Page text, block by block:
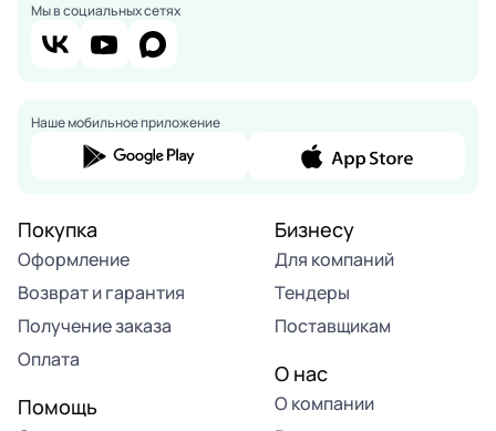
Мы в социальных сетях
Наше мобильное приложение
Покупка
Оформление
Возврат и гарантия
Получение заказа
Оплата
Помощь
Бизнесу
Для компаний
Тендеры
Поставщикам
О нас
О компании